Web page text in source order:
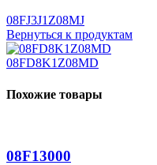
08FJ3J1Z08MJ
Вернуться к продуктам
08FD8K1Z08MD
Похожие товары
08F13000